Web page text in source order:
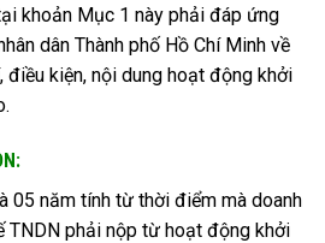
khoản Mục 1 này phải đáp ứng
dân Thành phố Hồ Chí Minh về
điều kiện, nội dung hoạt động khởi
05 năm tính từ thời điểm mà doanh
TNDN phải nộp từ hoạt động khởi